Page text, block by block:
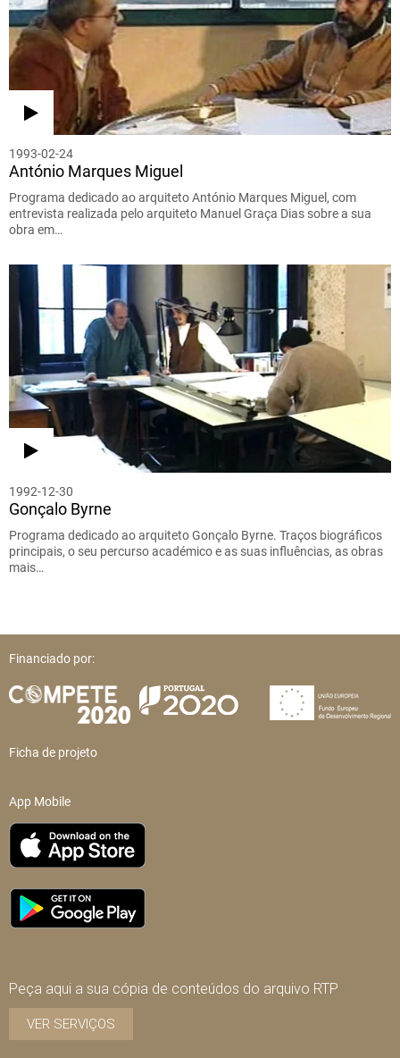
1993-02-24
António Marques Miguel
Programa dedicado ao arquiteto António Marques Miguel, com
entrevista realizada pelo arquiteto Manuel Graça Dias sobre a sua
obra em…
1992-12-30
Gonçalo Byrne
Programa dedicado ao arquiteto Gonçalo Byrne. Traços biográficos
principais, o seu percurso académico e as suas influências, as obras
mais…
Financiado por:
Ficha de projeto
App Mobile
Peça aqui a sua cópia de conteúdos do arquivo RTP
VER SERVIÇOS